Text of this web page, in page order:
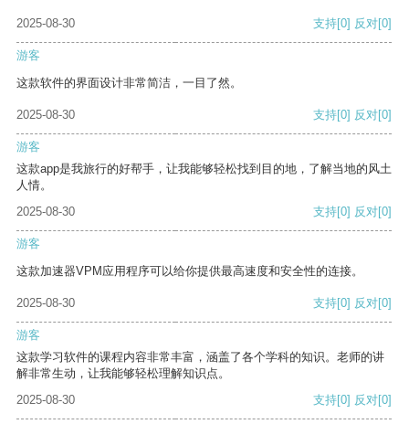
2025-08-30 支持[0] 反对[0]
游客
这款软件的界面设计非常简洁，一目了然。
2025-08-30 支持[0] 反对[0]
游客
这款app是我旅行的好帮手，让我能够轻松找到目的地，了解当地的风土
人情。
2025-08-30
支持[0] 反对[0]
游客
这款加速器VPM应用程序可以给你提供最高速度和安全性的连接。
2025-08-30 支持[0] 反对[0]
游客
这款学习软件的课程内容非常丰富，涵盖了各个学科的知识。老师的讲
解非常生动，让我能够轻松理解知识点。
2025-08-30
支持[0] 反对[0]